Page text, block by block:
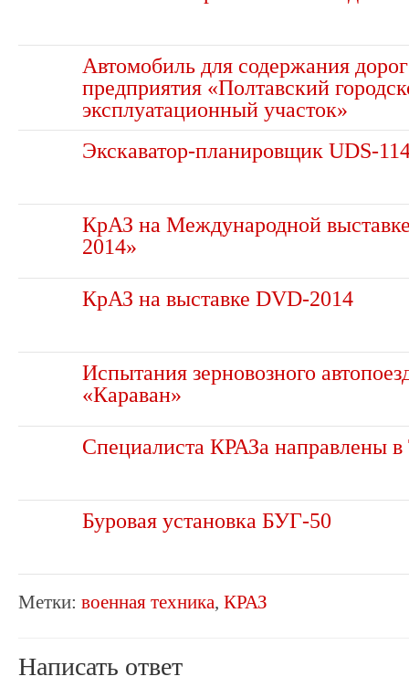
Автомобиль для содержания
предприятия «Полтавский
эксплуатационный участок»
Экскаватор-планировщик UDS-
КрАЗ на Международной
2014»
КрАЗ на выставке DVD-2014
Испытания зерновозного
«Караван»
Специалиста КРАЗа направлены в
Буровая установка БУГ-50
Метки: военная техника, КРАЗ
Написать ответ